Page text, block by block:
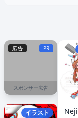
広告 PR
スポンサー広告
イラスト